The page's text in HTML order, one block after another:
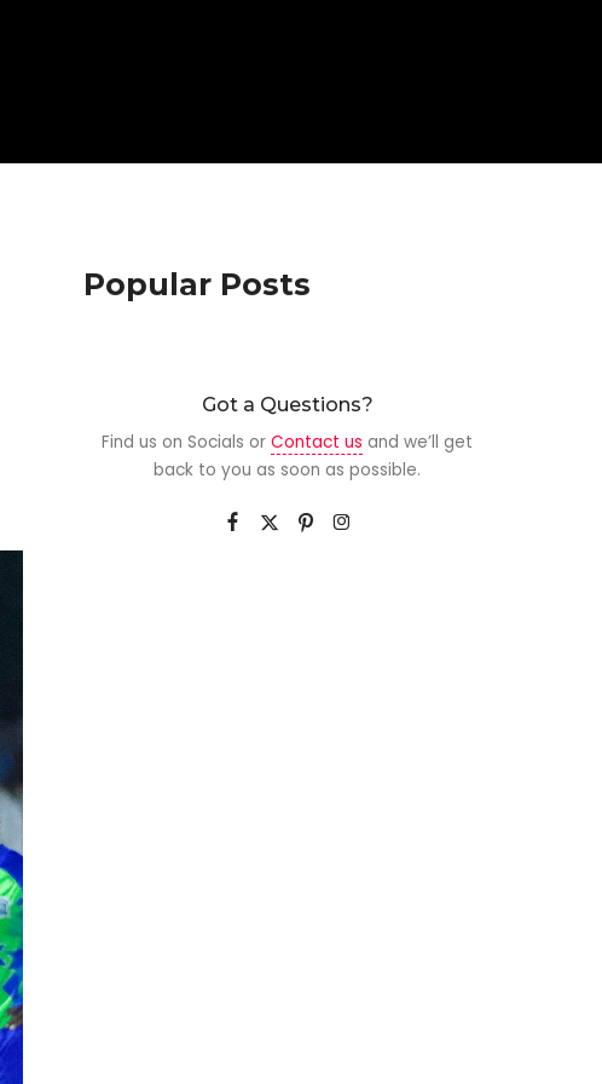
Popular Posts
Got a Questions?
Find us on Socials orContact us and we’ll get
back to you as soon as possible.